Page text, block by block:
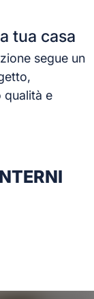
tua casa
segue un
qualità e